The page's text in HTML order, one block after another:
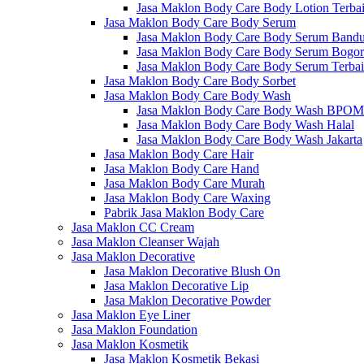
Jasa Maklon Body Care Body Lotion
Jasa Maklon Body Care Body Serum
Jasa Maklon Body Care Body Serum
Jasa Maklon Body Care Body Serum Bogor
Jasa Maklon Body Care Body Serum
Jasa Maklon Body Care Body Sorbet
Jasa Maklon Body Care Body Wash
Jasa Maklon Body Care Body Wash BPOM
Jasa Maklon Body Care Body Wash Halal
Jasa Maklon Body Care Body Wash Jakarta
Jasa Maklon Body Care Hair
Jasa Maklon Body Care Hand
Jasa Maklon Body Care Murah
Jasa Maklon Body Care Waxing
Pabrik Jasa Maklon Body Care
Jasa Maklon CC Cream
Jasa Maklon Cleanser Wajah
Jasa Maklon Decorative
Jasa Maklon Decorative Blush On
Jasa Maklon Decorative Lip
Jasa Maklon Decorative Powder
Jasa Maklon Eye Liner
Jasa Maklon Foundation
Jasa Maklon Kosmetik
Jasa Maklon Kosmetik Bekasi